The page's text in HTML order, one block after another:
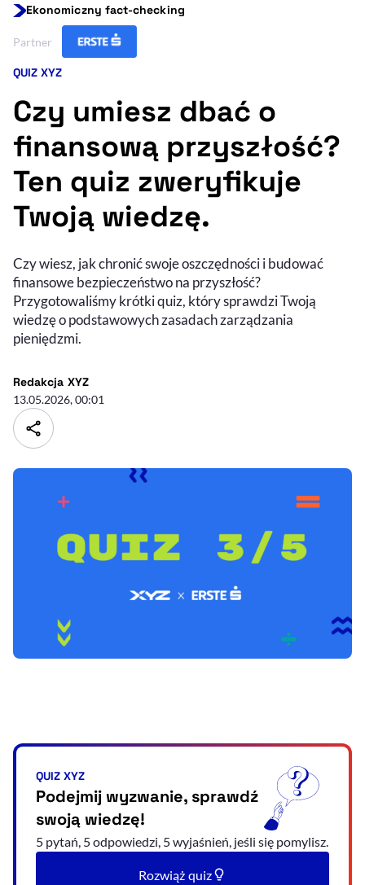
Resetuj opcje
Ułatwienia dostępności wspierają:
Deklaracja dostępności, otwiera się w nowym oknie
Zgłoś problem
, otwiera się w
Ekonomiczny fact-checking
Partner
Kategoria artykułu:
QUIZ XYZ
Czy umiesz dbać o
finansową przyszłość?
Ten quiz zweryfikuje
Twoją wiedzę.
Czy wiesz, jak chronić swoje oszczędności i budować
finansowe bezpieczeństwo na przyszłość?
Przygotowaliśmy krótki quiz, który sprawdzi Twoją
wiedzę o podstawowych zasadach zarządzania
pieniędzmi.
Redakcja XYZ- autor artykułu - profil
13.05.2026, 00:01
QUIZ XYZ
Podejmij wyzwanie, sprawdź
swoją wiedzę!
5 pytań, 5 odpowiedzi, 5 wyjaśnień, jeśli się pomylisz.
Rozwiąż quiz